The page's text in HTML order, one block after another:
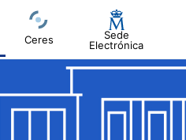
Ceres
Sede
Electrónica
Mostrar/Ocultar